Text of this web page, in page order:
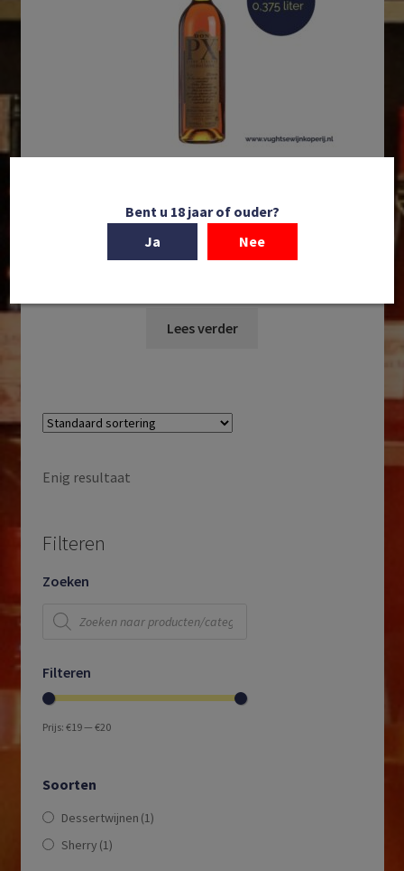
Bodegas Toro Albalà | Don PX | DO Montilla-
Lees verder
Enig resultaat
Filteren
Zoeken
Producten
zoeken
Filteren
Prijs: €19— €20
Soorten
Dessertwijnen (1)
Sherry (1)
Bent u 18 jaar of ouder?
Ja
Nee